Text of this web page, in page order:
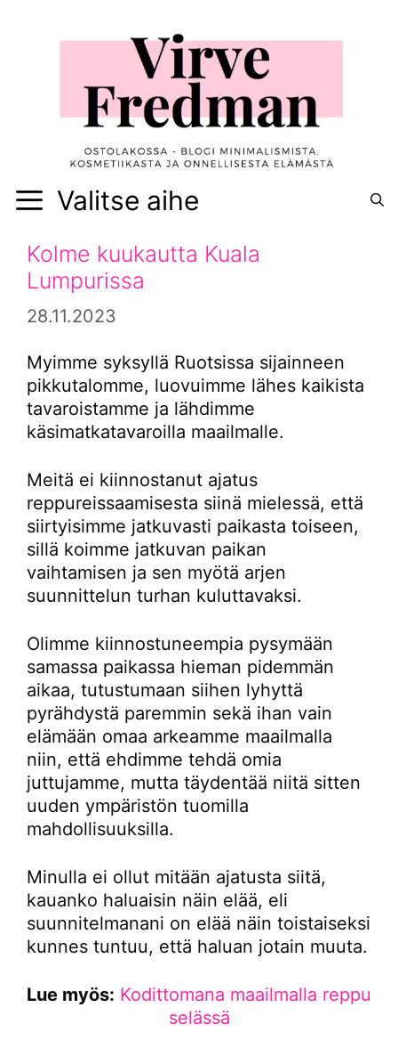
Valitse aihe
Kolme kuukautta Kuala
Lumpurissa
28.11.2023
Myimme syksyllä Ruotsissa sijainneen
pikkutalomme, luovuimme lähes kaikista
tavaroistamme ja lähdimme
käsimatkatavaroilla maailmalle.
Meitä ei kiinnostanut ajatus
reppureissaamisesta siinä mielessä, että
siirtyisimme jatkuvasti paikasta toiseen,
sillä koimme jatkuvan paikan
vaihtamisen ja sen myötä arjen
suunnittelun turhan kuluttavaksi.
Olimme kiinnostuneempia pysymään
samassa paikassa hieman pidemmän
aikaa, tutustumaan siihen lyhyttä
pyrähdystä paremmin sekä ihan vain
elämään omaa arkeamme maailmalla
niin, että ehdimme tehdä omia
juttujamme, mutta täydentää niitä sitten
uuden ympäristön tuomilla
mahdollisuuksilla.
Minulla ei ollut mitään ajatusta siitä,
kauanko haluaisin näin elää, eli
suunnitelmanani on elää näin toistaiseksi
kunnes tuntuu, että haluan jotain muuta.
Lue myös: Kodittomana maailmalla reppu
selässä